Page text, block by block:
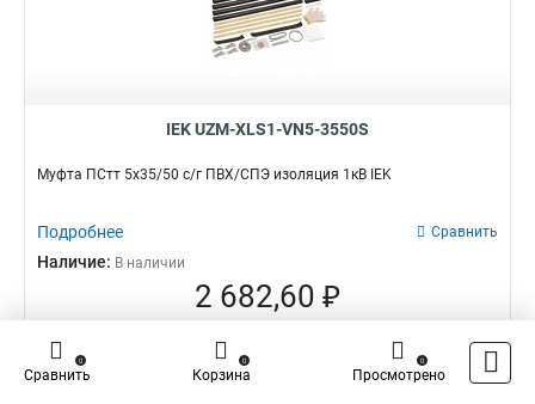
IEK UZM-XLS1-VN5-3550S
Муфта ПСтт 5х35/50 с/г ПВХ/СПЭ изоляция 1кВ IEK
Подробнее Сравнить
Наличие: В наличии
2 682,60 ₽
–
Сравнить
0
Корзина
0
Просмотрено
0